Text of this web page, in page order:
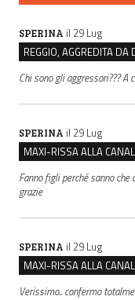
SPERINA il 29 Lug
Chi sono gli aggressori??? A
SPERINA il 29 Lug
Fanno figli perché sanno
grazie
SPERINA il 29 Lug
Verissimo.. confermo